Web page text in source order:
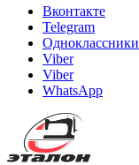
Вконтакте
Telegram
Одноклассники
Viber
Viber
WhatsApp